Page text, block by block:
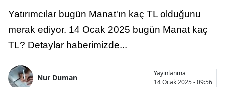
Yatırımcılar bugün Manat'ın kaç TL olduğunu
merak ediyor. 14 Ocak 2025 bugün Manat kaç
TL? Detaylar haberimizde...
Nur Duman
Yayınlanma
14 Ocak 2025 - 09:56